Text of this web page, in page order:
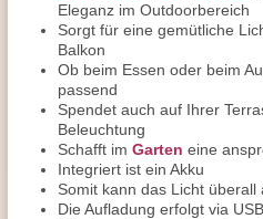
Eleganz im Outdoorbereich
Sorgt für eine gemütliche
Balkon
Ob beim Essen oder beim
passend
Spendet auch auf Ihrer
Beleuchtung
Schafft im Garten eine
Integriert ist ein Akku
Somit kann das Licht überall
Die Aufladung erfolgt via